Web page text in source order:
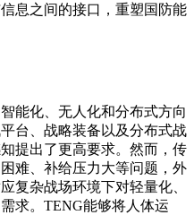
息之间的接口，重塑国防能
能化、无人化和分布式方向
台、战略装备以及分布式战
提出了更高要求。然而，传
难、补给压力大等问题，外
复杂战场环境下对轻量化、
求。TENG能够将人体运